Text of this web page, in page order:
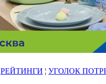
РЕЙТИНГИ ¦ УГОЛОК